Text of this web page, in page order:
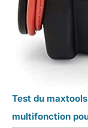
Test du
multifonction